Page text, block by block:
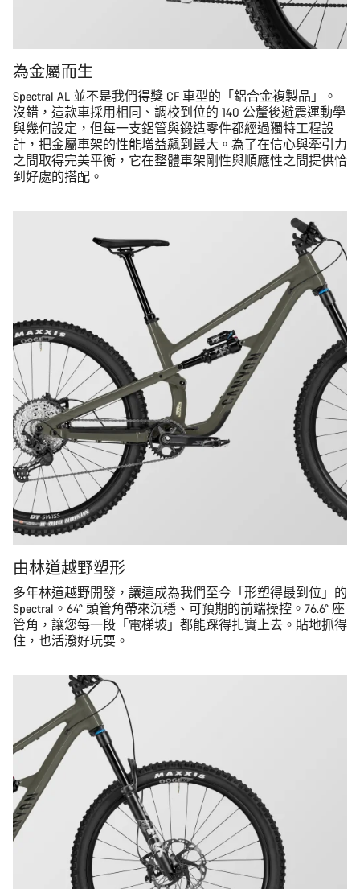
為金屬而生
Spectral AL 並不是我們得獎 CF 車型的「鋁合金複製品」。
沒錯，這款車採用相同、調校到位的 140 公釐後避震運動學
與幾何設定，但每一支鋁管與鍛造零件都經過獨特工程設
計，把金屬車架的性能增益飆到最大。為了在信心與牽引力
之間取得完美平衡，它在整體車架剛性與順應性之間提供恰
到好處的搭配。
由林道越野塑形
多年林道越野開發，讓這成為我們至今「形塑得最到位」的
Spectral。64° 頭管角帶來沉穩、可預期的前端操控。76.6° 座
管角，讓您每一段「電梯坡」都能踩得扎實上去。貼地抓得
住，也活潑好玩耍。